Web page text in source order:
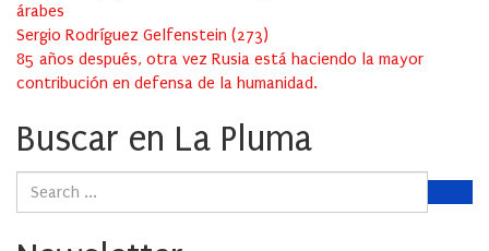
árabes
Sergio Rodríguez Gelfenstein (273)
85 años después, otra vez Rusia está haciendo la mayor
contribución en defensa de la humanidad.
Buscar en La Pluma